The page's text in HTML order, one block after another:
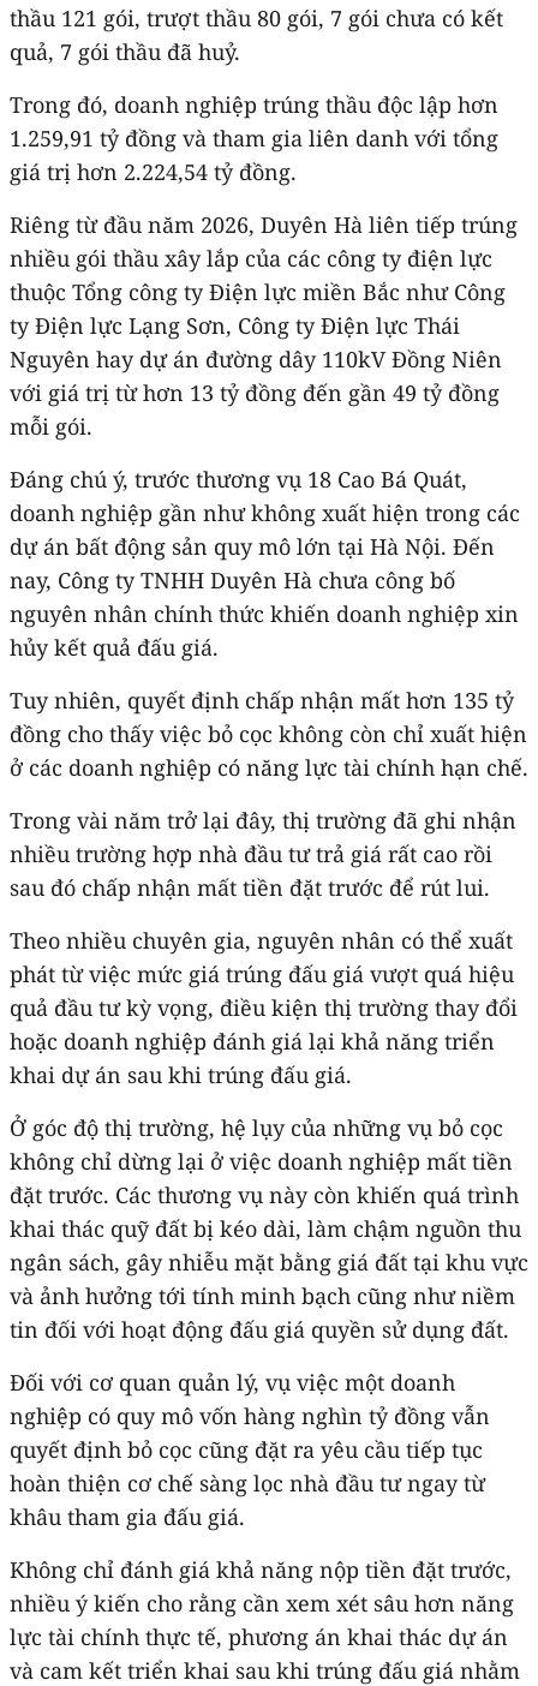
thầu 121 gói, trượt thầu 80 gói, 7 gói chưa có kết
quả, 7 gói thầu đã huỷ.
Trong đó, doanh nghiệp trúng thầu độc lập hơn
1.259,91 tỷ đồng và tham gia liên danh với tổng
giá trị hơn 2.224,54 tỷ đồng.
Riêng từ đầu năm 2026, Duyên Hà liên tiếp trúng
nhiều gói thầu xây lắp của các công ty điện lực
thuộc Tổng công ty Điện lực miền Bắc như Công
ty Điện lực Lạng Sơn, Công ty Điện lực Thái
Nguyên hay dự án đường dây 110kV Đồng Niên
với giá trị từ hơn 13 tỷ đồng đến gần 49 tỷ đồng
mỗi gói.
Đáng chú ý, trước thương vụ 18 Cao Bá Quát,
doanh nghiệp gần như không xuất hiện trong các
dự án bất động sản quy mô lớn tại Hà Nội. Đến
nay, Công ty TNHH Duyên Hà chưa công bố
nguyên nhân chính thức khiến doanh nghiệp xin
hủy kết quả đấu giá.
Tuy nhiên, quyết định chấp nhận mất hơn 135 tỷ
đồng cho thấy việc bỏ cọc không còn chỉ xuất hiện
ở các doanh nghiệp có năng lực tài chính hạn chế.
Trong vài năm trở lại đây, thị trường đã ghi nhận
nhiều trường hợp nhà đầu tư trả giá rất cao rồi
sau đó chấp nhận mất tiền đặt trước để rút lui.
Theo nhiều chuyên gia, nguyên nhân có thể xuất
phát từ việc mức giá trúng đấu giá vượt quá hiệu
quả đầu tư kỳ vọng, điều kiện thị trường thay đổi
hoặc doanh nghiệp đánh giá lại khả năng triển
khai dự án sau khi trúng đấu giá.
Ở góc độ thị trường, hệ lụy của những vụ bỏ cọc
không chỉ dừng lại ở việc doanh nghiệp mất tiền
đặt trước. Các thương vụ này còn khiến quá trình
khai thác quỹ đất bị kéo dài, làm chậm nguồn thu
ngân sách, gây nhiễu mặt bằng giá đất tại khu vực
và ảnh hưởng tới tính minh bạch cũng như niềm
tin đối với hoạt động đấu giá quyền sử dụng đất.
Đối với cơ quan quản lý, vụ việc một doanh
nghiệp có quy mô vốn hàng nghìn tỷ đồng vẫn
quyết định bỏ cọc cũng đặt ra yêu cầu tiếp tục
hoàn thiện cơ chế sàng lọc nhà đầu tư ngay từ
khâu tham gia đấu giá.
Không chỉ đánh giá khả năng nộp tiền đặt trước,
nhiều ý kiến cho rằng cần xem xét sâu hơn năng
lực tài chính thực tế, phương án khai thác dự án
và cam kết triển khai sau khi trúng đấu giá nhằm